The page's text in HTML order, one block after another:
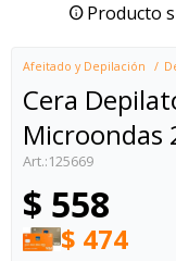
Producto
Afeitado y Depilación
Cera
Microondas
125669
$ 558
$ 474